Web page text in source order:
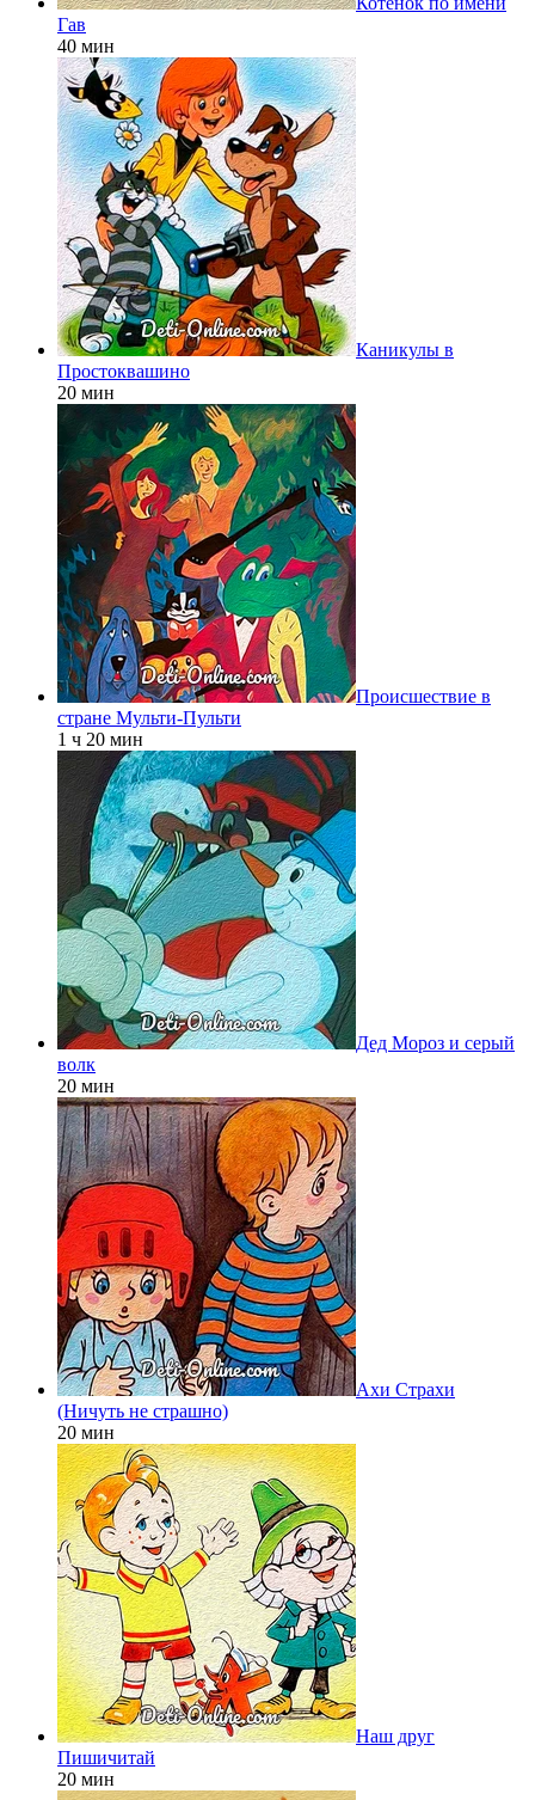
Гав
40 мин
Каникулы в
Простоквашино
20 мин
Происшествие в
стране Мульти-Пульти
1 ч 20 мин
Дед Мороз и серый
волк
20 мин
Ахи Страхи
(Ничуть не страшно)
20 мин
Наш друг
Пишичитай
20 мин